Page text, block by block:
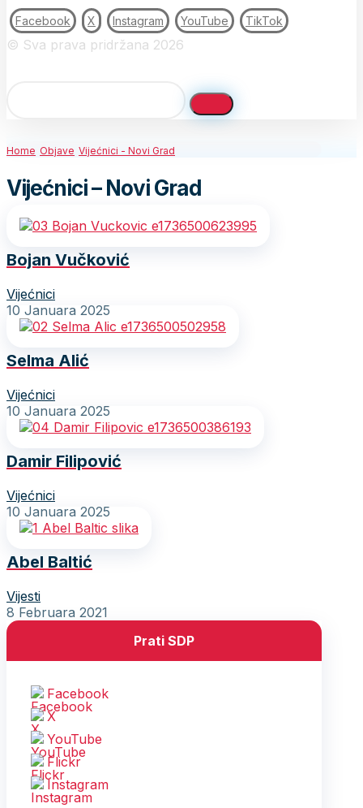
Facebook X Instagram YouTube TikTok
© Sva prava pridržana 2026
Home Objave Vijećnici - Novi Grad
Vijećnici – Novi Grad
Bojan Vučković
Vijećnici
10 Januara 2025
Selma Alić
Vijećnici
10 Januara 2025
Damir Filipović
Vijećnici
10 Januara 2025
Abel Baltić
Vijesti
8 Februara 2021
Prati SDP
Facebook
X
YouTube
Flickr
Instagram